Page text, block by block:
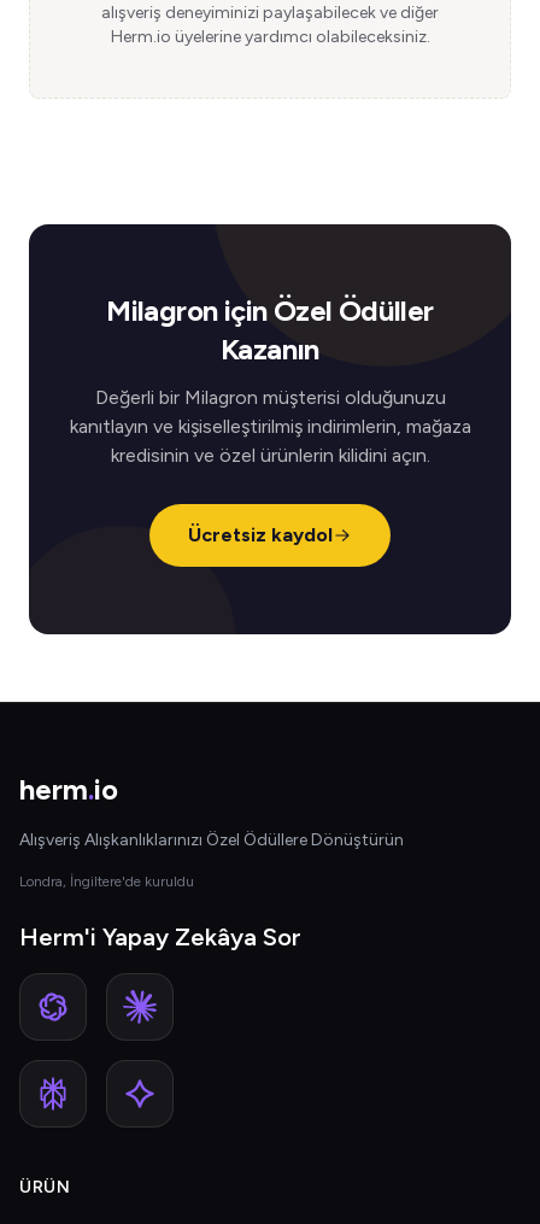
alışveriş deneyiminizi paylaşabilecek ve diğer
Herm.io üyelerine yardımcı olabileceksiniz.
Milagron için Özel Ödüller
Kazanın
Değerli bir Milagron müşterisi olduğunuzu
kanıtlayın ve kişiselleştirilmiş indirimlerin, mağaza
kredisinin ve özel ürünlerin kilidini açın.
Ücretsiz kaydol
herm.io
Alışveriş Alışkanlıklarınızı Özel Ödüllere Dönüştürün
Londra, İngiltere'de kuruldu
Herm'i Yapay Zekâya Sor
ÜRÜN